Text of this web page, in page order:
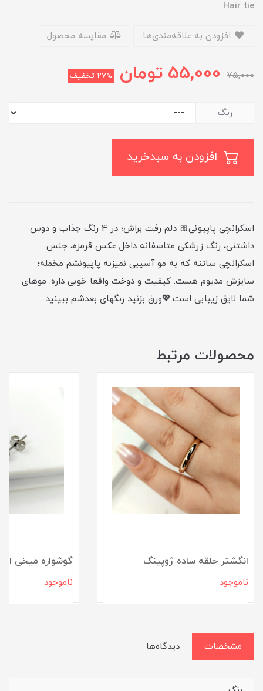
Hair tie
مقایسه محصول
75,000
55,000 تومان 27% تخفیف
رنگ
اسکرانچی پاپیونی🎀 دلم رفت براش؛ در 4 رنگ جذاب و دوس
داشتنی، رنگ زرشکی متاسفانه داخل عکس قرمزه، جنس
اسکرانچی ساتنه که به مو آسیبی نمیزنه پاپیونشم مخمله؛
سایزش مدیوم هست. کیفیت و دوخت واقعا خوبی داره. موهای
شما لایق زیبایی است.💖ورق بزنید رنگهای بعدشم ببینید.
محصولات مرتبط
انگشتر حلقه ساده ژوپینگ
ناموجود
گوشواره میخی
ناموجود
مشخصات دیدگاه‌ها